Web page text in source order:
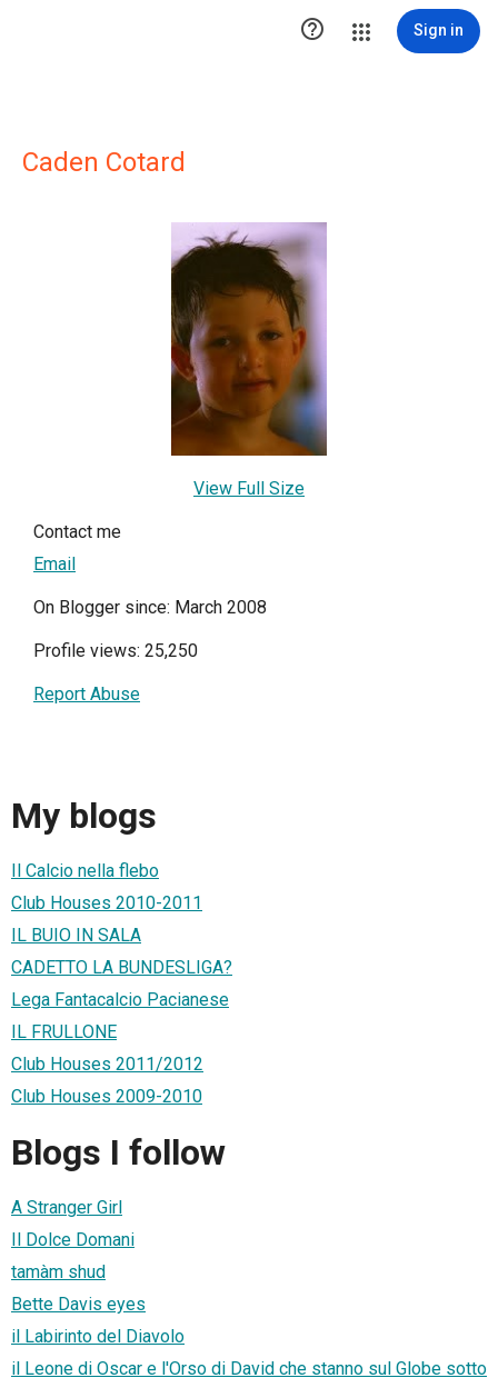
 Sign in
Caden Cotard
View Full Size
Contact me
Email
On Blogger since: March 2008
Profile views: 25,250
Report Abuse
My blogs
Il Calcio nella flebo
Club Houses 2010-2011
IL BUIO IN SALA
CADETTO LA BUNDESLIGA?
Lega Fantacalcio Pacianese
IL FRULLONE
Club Houses 2011/2012
Club Houses 2009-2010
Blogs I follow
A Stranger Girl
Il Dolce Domani
tamàm shud
Bette Davis eyes
il Labirinto del Diavolo
il Leone di Oscar e l'Orso di David che stanno sul Globe sotto